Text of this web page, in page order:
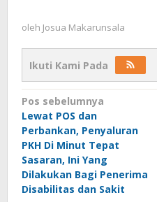
oleh Josua Makarunsala
Ikuti Kami Pada
Navigasi
pos
Pos sebelumnya
Lewat POS dan
Perbankan, Penyaluran
PKH Di Minut Tepat
Sasaran, Ini Yang
Dilakukan Bagi Penerima
Disabilitas dan Sakit